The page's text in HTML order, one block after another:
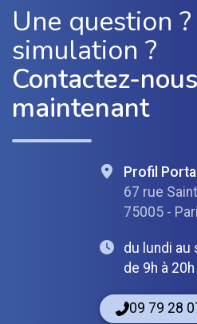
Une question
simulation ?
Contactez-
maintenant
Profil
67 rue
75005 -
du lundi au
de 9h à 20h
09 79 28